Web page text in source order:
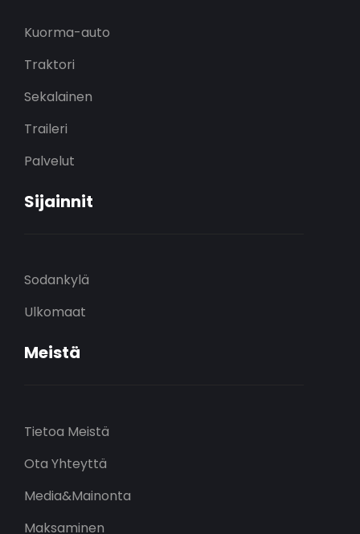
Kuorma-auto
Traktori
Sekalainen
Traileri
Palvelut
Sijainnit
Sodankylä
Ulkomaat
Meistä
Tietoa Meistä
Ota Yhteyttä
Media&Mainonta
Maksaminen